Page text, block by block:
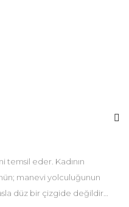
temsil eder. Kadının
manevi yolculuğunun
düz bir çizgide değildir…